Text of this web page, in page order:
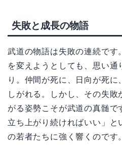
失敗と成長の物語
武道の物語は失敗の連続です
を変えようとしても、思い通
り。仲間が死に、日向が死に
しがれる。しかし、その失
がる姿勢こそが武道の真髄で
立ち上がり続ければいい」と
の若者たちに強く響くのです。